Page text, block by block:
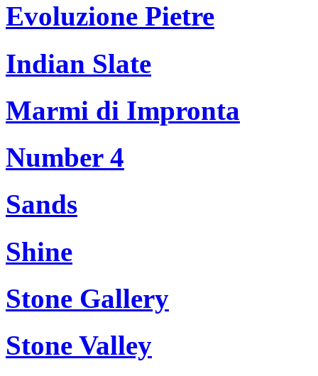
Evoluzione Pietre
Indian Slate
Marmi di Impronta
Number 4
Sands
Shine
Stone Gallery
Stone Valley